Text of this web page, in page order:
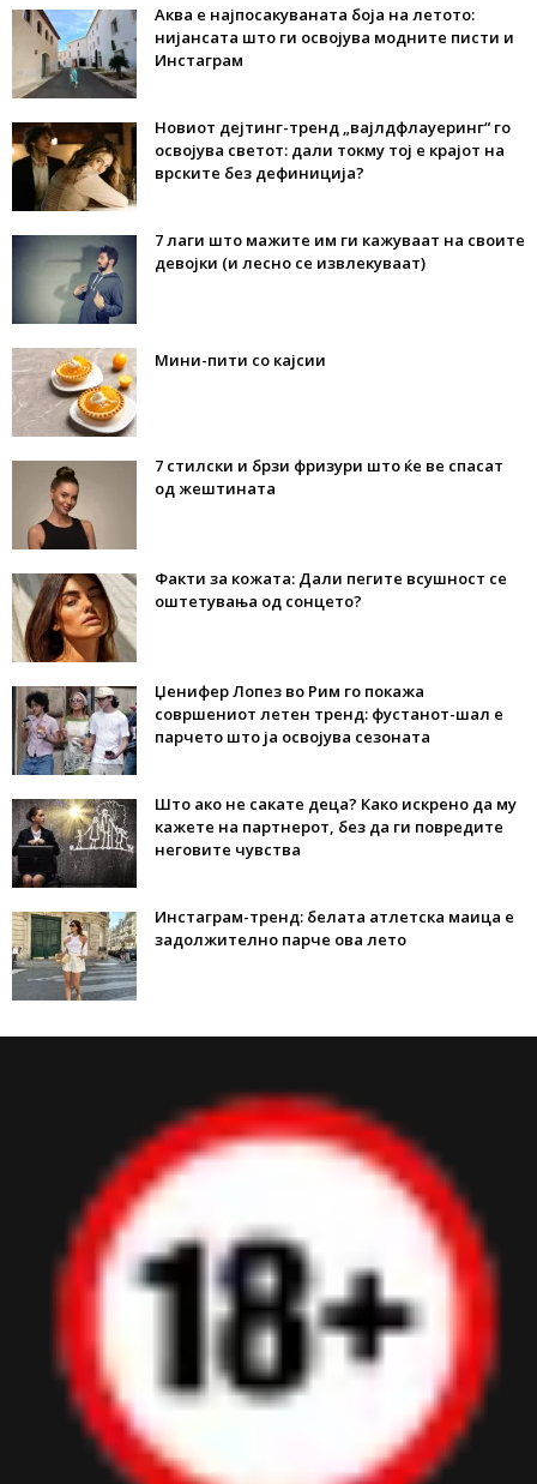
Аква е најпосакуваната боја на летото:
нијансата што ги освојува модните писти и
Инстаграм
Новиот дејтинг-тренд „вајлдфлауеринг“ го
освојува светот: дали токму тој е крајот на
врските без дефиниција?
7 лаги што мажите им ги кажуваат на своите
девојки (и лесно се извлекуваат)
Мини-пити со кајсии
7 стилски и брзи фризури што ќе ве спасат
од жештината
Факти за кожата: Дали пегите всушност се
оштетувања од сонцето?
Џенифер Лопез во Рим го покажа
совршениот летен тренд: фустанот-шал е
парчето што ја освојува сезоната
Што ако не сакате деца? Како искрено да му
кажете на партнерот, без да ги повредите
неговите чувства
Инстаграм-тренд: белата атлетска маица е
задолжително парче ова лето